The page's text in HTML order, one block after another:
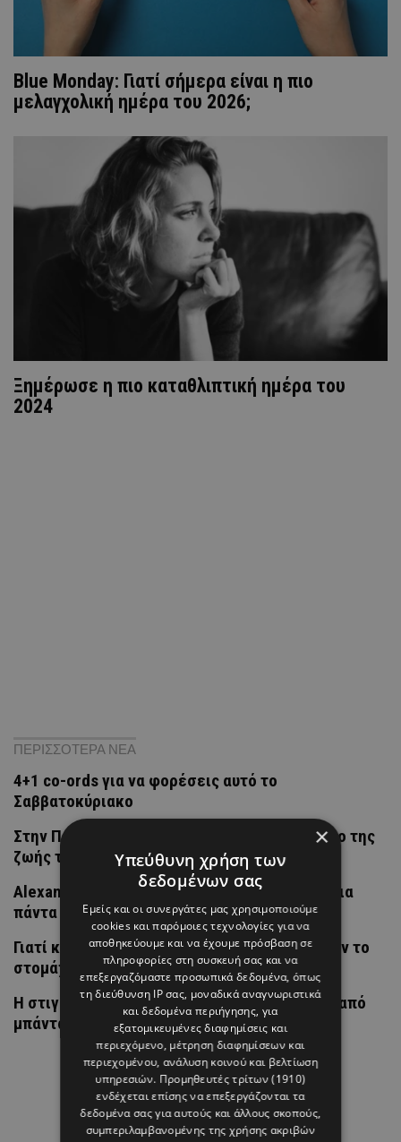
Blue Monday: Γιατί σήμερα είναι η πιο
μελαγχολική ημέρα του 2026;
Ξημέρωσε η πιο καταθλιπτική ημέρα του
2024
ΠΕΡΙΣΣΟΤΕΡΑ ΝΕΑ
4+1 co-ords για να φορέσεις αυτό το
Σαββατοκύριακο
Στην Πάρο γράφτηκε το πιο όμορφο κεφάλαιο της
ζωής του Brahim Díaz
Alexander McQueen: Η ιδιοφυΐα που άλλαξε για
πάντα τη μόδα
Γιατί καλό είναι να αποφεύγετε τον καφέ όταν το
στομάχι σας είναι άδειο
H στιγμή που η Άννα Βίσση άκουσε Τσιτσάνη από
μπάντα δρόμου
×
Υπεύθυνη χρήση των
δεδομένων σας
Εμείς και οι συνεργάτες μας χρησιμοποιούμε
cookies και παρόμοιες τεχνολογίες για να
αποθηκεύουμε και να έχουμε πρόσβαση σε
πληροφορίες στη συσκευή σας και να
επεξεργαζόμαστε προσωπικά δεδομένα, όπως
τη διεύθυνση IP σας, μοναδικά αναγνωριστικά
και δεδομένα περιήγησης, για
εξατομικευμένες διαφημίσεις και
περιεχόμενο, μέτρηση διαφημίσεων και
περιεχομένου, ανάλυση κοινού και βελτίωση
υπηρεσιών. Προμηθευτές τρίτων (1910)
ενδέχεται επίσης να επεξεργάζονται τα
δεδομένα σας για αυτούς και άλλους σκοπούς,
συμπεριλαμβανομένης της χρήσης ακριβών